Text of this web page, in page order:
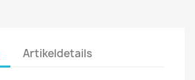
Artikeldetails